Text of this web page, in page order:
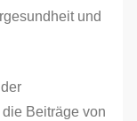
und
Beiträge von